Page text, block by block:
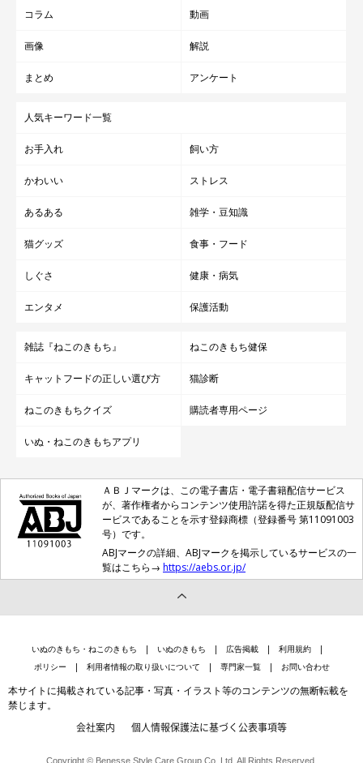
コラム 動画
画像 解説
まとめ アンケート
人気キーワード一覧
お手入れ 飼い方
かわいい ストレス
あるある 雑学・豆知識
猫グッズ 食事・フード
しぐさ 健康・病気
エンタメ 保護活動
雑誌『ねこのきもち』 ねこのきもち健保
キャットフードの正しい選び方 猫診断
ねこのきもちクイズ 購読者専用ページ
いぬ・ねこのきもちアプリ
ＡＢＪマークは、この電子書店・電子書籍配信サービス
が、著作権者からコンテンツ使用許諾を得た正規版配信サ
ービスであることを示す登録商標（登録番号 第11091003
号）です。
ABJマークの詳細、ABJマークを掲示しているサービスの一
覧はこちら→ https://aebs.or.jp/
いぬのきもち・ねこのきもち いぬのきもち 広告掲載
利用規約
ポリシー
利用者情報の取り扱いについて 専門家一覧 お問い合わせ
本サイトに掲載されている記事・写真・イラスト等のコンテンツの無断転載を
禁じます。
会社案内 個人情報保護法に基づく公表事項等
Copyright © Benesse Style Care Group Co.,Ltd. All Rights Reserved.